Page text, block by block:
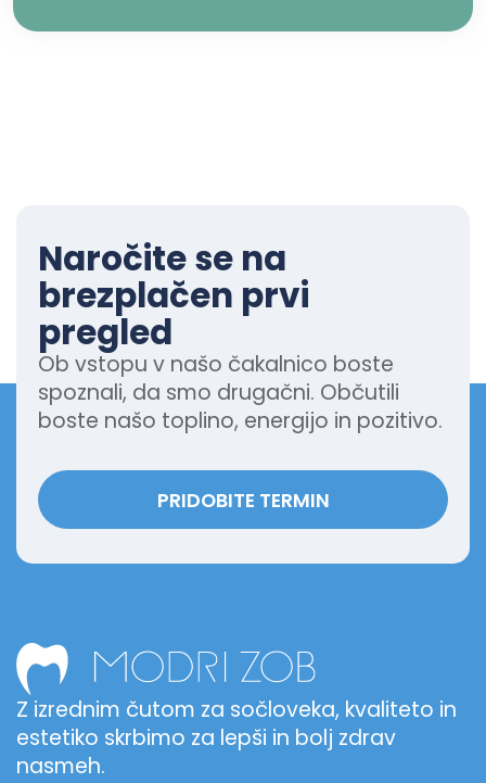
Naročite se na
brezplačen prvi
pregled
Ob vstopu v našo čakalnico boste
spoznali, da smo drugačni. Občutili
boste našo toplino, energijo in pozitivo.
PRIDOBITE TERMIN
Z izrednim čutom za sočloveka, kvaliteto in
estetiko skrbimo za lepši in bolj zdrav
nasmeh.